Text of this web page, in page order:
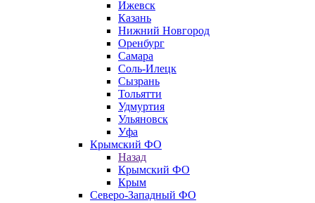
Ижевск
Казань
Нижний Новгород
Оренбург
Самара
Соль-Илецк
Сызрань
Тольятти
Удмуртия
Ульяновск
Уфа
Крымский ФО
Назад
Крымский ФО
Крым
Северо-Западный ФО